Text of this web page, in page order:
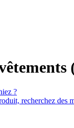
?
recherchez des